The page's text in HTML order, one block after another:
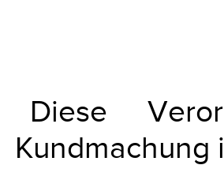
Diese
Kundmachung